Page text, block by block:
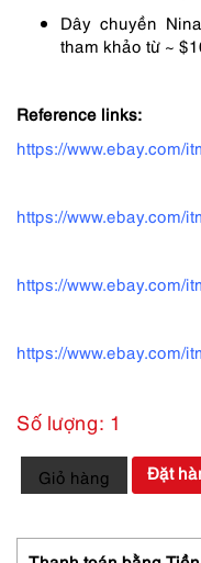
Dây chuyền
tham khảo từ ~
Reference links:
https://www.ebay.com/
https://www.ebay.com/
https://www.ebay.com/
https://www.ebay.com/
Số lượng: 1
2294-
Dây
nữ-
Nina
Giỏ hàng Đặt